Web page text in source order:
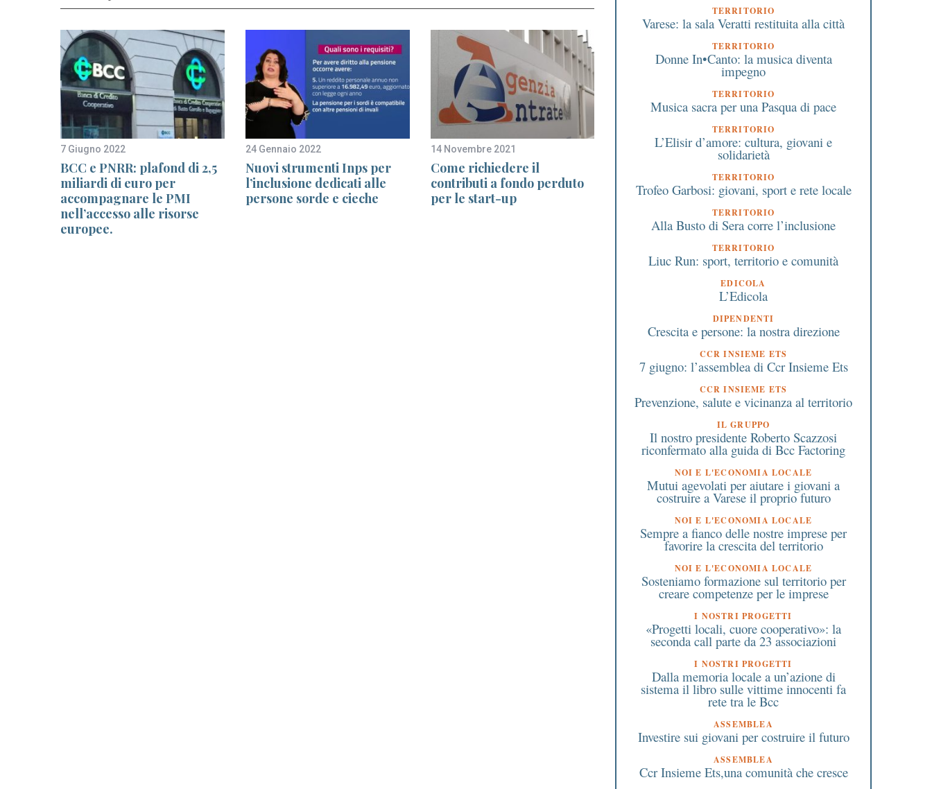
7 Giugno 2022
BCC e PNRR: plafond di 2,5
miliardi di euro per
accompagnare le PMI
nell’accesso alle risorse
europee.
24 Gennaio 2022
Nuovi strumenti Inps per
l’inclusione dedicati alle
persone sorde e cieche
14 Novembre 2021
Come richiedere il
contributi a fondo perduto
per le start-up
8 Aprile 2021
prevede l’accordo con il
governo
1 Settembre 2020
dovuta su iscrizione e
documenti rilasciati
TERRITORIO
Varese: la sala Veratti restituita alla città
TERRITORIO
Donne In•Canto: la musica diventa
impegno
TERRITORIO
Musica sacra per una Pasqua di pace
TERRITORIO
L’Elisir d’amore: cultura, giovani e
solidarietà
TERRITORIO
Trofeo Garbosi: giovani, sport e rete locale
TERRITORIO
Alla Busto di Sera corre l’inclusione
TERRITORIO
Liuc Run: sport, territorio e comunità
EDICOLA
L’Edicola
DIPENDENTI
Crescita e persone: la nostra direzione
CCR INSIEME ETS
7 giugno: l’assemblea di Ccr Insieme Ets
CCR INSIEME ETS
Prevenzione, salute e vicinanza al territorio
IL GRUPPO
Il nostro presidente Roberto Scazzosi
riconfermato alla guida di Bcc Factoring
NOI E L'ECONOMIA LOCALE
Mutui agevolati per aiutare i giovani a
costruire a Varese il proprio futuro
NOI E L'ECONOMIA LOCALE
Sempre a fianco delle nostre imprese per
favorire la crescita del territorio
NOI E L'ECONOMIA LOCALE
Sosteniamo formazione sul territorio per
creare competenze per le imprese
I NOSTRI PROGETTI
«Progetti locali, cuore cooperativo»: la
seconda call parte da 23 associazioni
I NOSTRI PROGETTI
Dalla memoria locale a un’azione di
sistema il libro sulle vittime innocenti fa
rete tra le Bcc
ASSEMBLEA
Investire sui giovani per costruire il futuro
ASSEMBLEA
Ccr Insieme Ets,una comunità che cresce